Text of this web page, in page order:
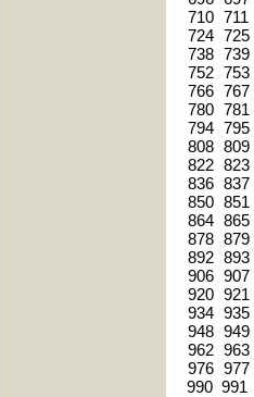
710 711
724 725
738 739
752 753
766 767
780 781
794 795
808 809
822 823
836 837
850 851
864 865
878 879
892 893
906 907
920 921
934 935
948 949
962 963
976 977
990 991